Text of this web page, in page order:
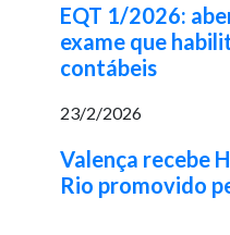
EQT 1/2026:
exame que
contábeis
23/2/2026
Valença recebe
Rio promovido